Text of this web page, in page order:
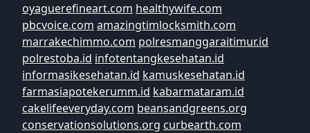
oyaguerefineart.com healthywife.com
pbcvoice.com amazingtimlocksmith.com
marrakechimmo.com polresmanggaraitimur.id
polrestoba.id infotentangkesehatan.id
informasikesehatan.id kamuskesehatan.id
farmasiapotekerumm.id kabarmataram.id
cakelifeeveryday.com beansandgreens.org
conservationsolutions.org curbearth.com